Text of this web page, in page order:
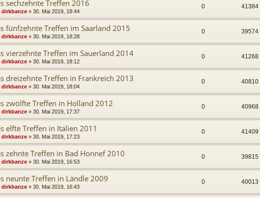
sechzehnte Treffen 2016
dirkbanze » 30. Mai 2019, 18:44
0 41384
fünfzehnte Treffen im Saarland 2015
dirkbanze » 30. Mai 2019, 18:28
0 39574
vierzehnte Treffen im Sauerland 2014
dirkbanze » 30. Mai 2019, 18:12
0 41268
dreizehnte Treffen in Frankreich 2013
dirkbanze » 30. Mai 2019, 18:04
0 40810
zwölfte Treffen in Holland 2012
dirkbanze » 30. Mai 2019, 17:37
0 40968
elfte Treffen in Italien 2011
dirkbanze » 30. Mai 2019, 17:23
0 41409
zehnte Treffen in Bad Honnef 2010
dirkbanze » 30. Mai 2019, 16:53
0 39815
neunte Treffen in Ländle 2009
dirkbanze » 30. Mai 2019, 16:43
0 40013